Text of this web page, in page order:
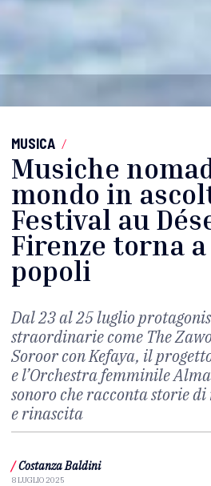
MUSICA /
Musiche
mondo in
Festival au
Firenze torna
popoli
Dal 23 al 25 luglio
straordinarie come The
Soroor con Kefaya, il
e l’Orchestra femminile
sonoro che racconta storie
e rinascita
/ Costanza Baldini
8 LUGLIO 2025